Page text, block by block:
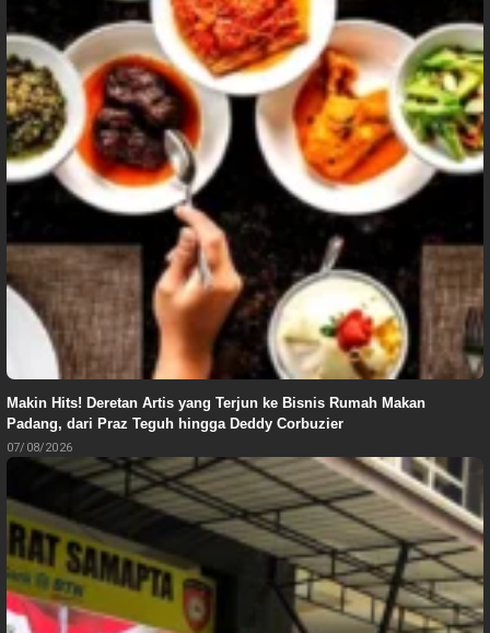
Makin Hits! Deretan Artis yang Terjun ke Bisnis Rumah Makan
Padang, dari Praz Teguh hingga Deddy Corbuzier
07/08/2026